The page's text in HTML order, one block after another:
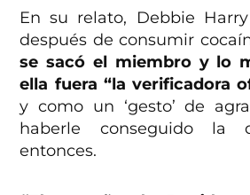
En su relato, Debbie
después de consumir
se sacó el miembro y lo
ella fuera “la verificadora
y como un ‘gesto’ de
haberle conseguido la
entonces.